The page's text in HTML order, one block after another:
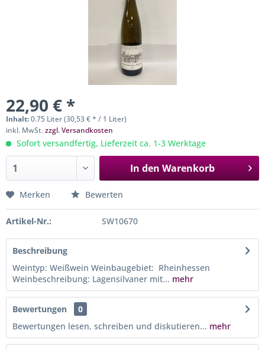
22,90 € *
Inhalt:0.75 Liter (30,53 € * / 1 Liter)
inkl. MwSt.zzgl. Versandkosten
Sofort versandfertig, Lieferzeit ca. 1-3 Werktage
In den Warenkorb
Merken Bewerten
Artikel-Nr.: SW10670
Beschreibung
Weintyp: Weißwein Weinbaugebiet: Rheinhessen
Weinbeschreibung: Lagensilvaner mit... mehr
Bewertungen
0
Bewertungen lesen, schreiben und diskutieren... mehr